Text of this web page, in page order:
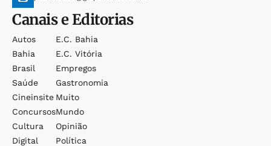
Canais e Editorias
Autos
Bahia
Brasil
Saúde
Cineinsite
Concursos
Cultura
Digital
E.c. Bahia
E.c. Vitória
Empregos
Gastronomia
Muito
Mundo
Opinião
Política